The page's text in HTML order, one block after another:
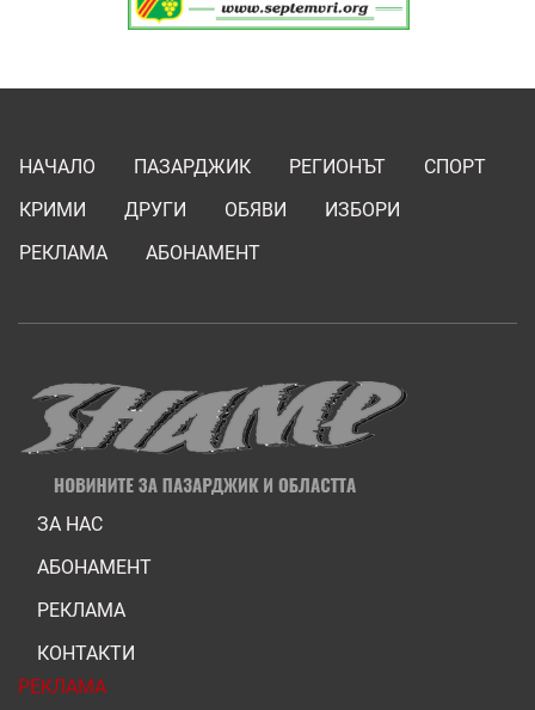
НАЧАЛО ПАЗАРДЖИК РЕГИОНЪТ
СПОРТ
КРИМИ
ДРУГИ ОБЯВИ
ИЗБОРИ
РЕКЛАМА
АБОНАМЕНТ
ЗА НАС
АБОНАМЕНТ
РЕКЛАМА
КОНТАКТИ
РЕКЛАМА